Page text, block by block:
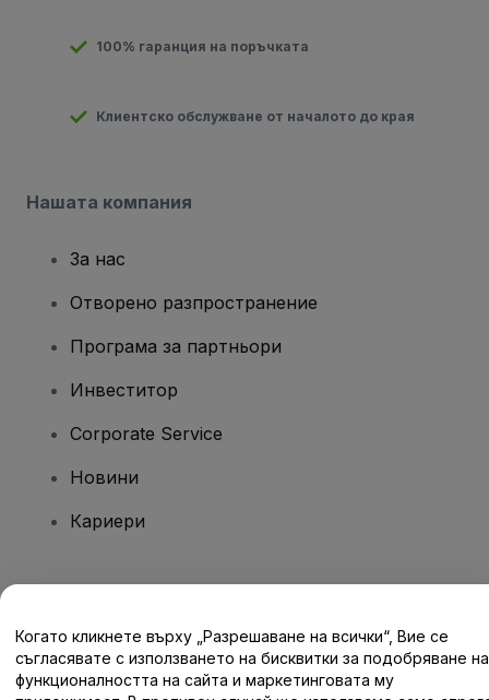
100% гаранция на поръчката
Клиентско обслужване от началото до края
Нашата компания
За нас
Отворено разпространение
Програма за партньори
Инвеститор
Corporate Service
Новини
Кариери
Помощен център / Свържете се с нас
Когато кликнете върху „Разрешаване на всички“, Вие се
съгласявате с използването на бисквитки за подобряване на
функционалността на сайта и маркетинговата му